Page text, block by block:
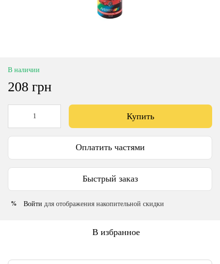
В наличии
208 грн
Купить
Оплатить частями
Быстрый заказ
% Войти для отображения накопительной скидки
В избранное